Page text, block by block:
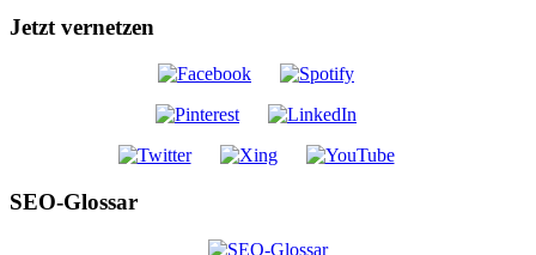
Jetzt vernetzen
SEO-Glossar